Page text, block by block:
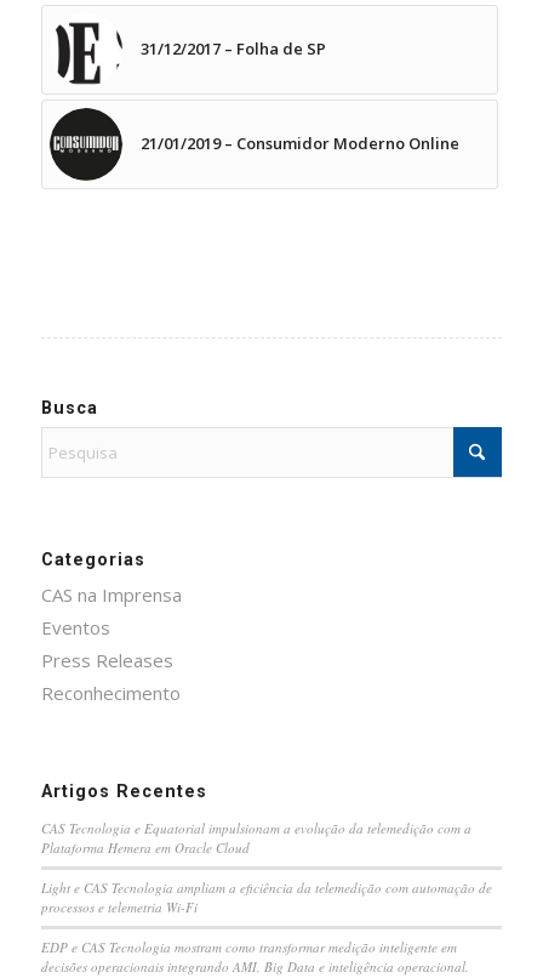
31/12/2017 – Folha de SP
21/01/2019 – Consumidor Moderno Online
Busca
Categorias
CAS na Imprensa
Eventos
Press Releases
Reconhecimento
Artigos Recentes
CAS Tecnologia e Equatorial impulsionam a evolução da telemedição com a
Plataforma Hemera em Oracle Cloud
Light e CAS Tecnologia ampliam a eficiência da telemedição com automação de
processos e telemetria Wi-Fi
EDP e CAS Tecnologia mostram como transformar medição inteligente em
decisões operacionais integrando AMI, Big Data e inteligência operacional.